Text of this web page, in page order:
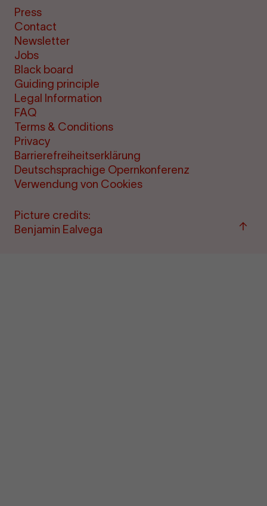
Press
Contact
Newsletter
Jobs
Black board
Guiding principle
Legal Information
FAQ
Terms & Conditions
Privacy
Barrierefreiheitserklärung
Deutschsprachige Opernkonferenz
Verwendung von Cookies
Picture credits:
Benjamin Ealvega
Back